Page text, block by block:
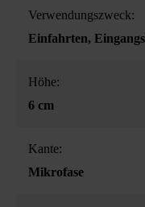
Verwendungszweck:
Einfahrten,
Höhe:
6 cm
Kante:
Mikrofase